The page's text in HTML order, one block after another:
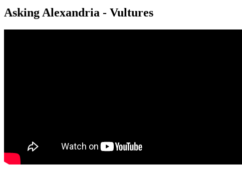
Asking Alexandria - Vultures